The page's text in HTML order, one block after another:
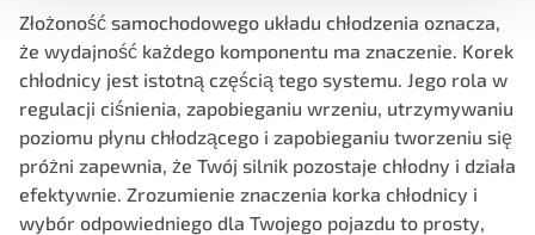
Złożoność samochodowego układu chłodzenia oznacza,
że wydajność każdego komponentu ma znaczenie. Korek
chłodnicy jest istotną częścią tego systemu. Jego rola w
regulacji ciśnienia, zapobieganiu wrzeniu, utrzymywaniu
poziomu płynu chłodzącego i zapobieganiu tworzeniu się
próżni zapewnia, że Twój silnik pozostaje chłodny i działa
efektywnie. Zrozumienie znaczenia korka chłodnicy i
wybór odpowiedniego dla Twojego pojazdu to prosty,